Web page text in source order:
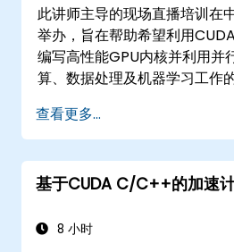
此讲师主导的现场直播培训在
举办，旨在帮助希望利用
编写高性能GPU内核并利用并
算、数据处理及机器学习工作
查看更多...
基于CUDA C/C++的加速
8 小时